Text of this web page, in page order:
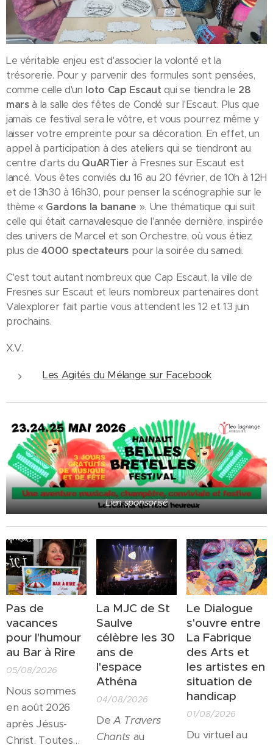
Le véritable enjeu est d'associer la volonté et la
trésorerie. Pour y parvenir des formules sont pensées,
comme celle d'un loto Cap Escaut qui se tiendra le 28
marsà la salle des fêtes de Condé sur l'Escaut. Plus que
jamais ce festival sera le vôtre, et vous pourrez même y
laisser votre empreinte pour sa décoration. En effet, un
appel à participation à des ateliers qui se tiendront au
centre d'arts du QuARTier à Fresnes sur Escaut est
lancé. Vous êtes conviés du 16 au 20 février, de 10h à 12H
et de 13h30 à 16h30, pour penser la scénographie sur le
thème « Gardons la banane ». Une thématique qui suit
celle qui était carnavalesque de l'année dernière, inspirée
des univers de Marcel et son Orchestre, où vous étiez
plus de4000 spectateurs pour la soirée du samedi.
C'est tout autant nombreux que Cap Escaut, la ville de
Fresnes sur Escaut et leurs nombreux partenaires dont
Valexplorer fait partie vous attendent les 12 et 13 juin
prochains.
X.V.
Les Agités du Mélange sur Facebook
Lien sponsorisé
Pas de
vacances
pour l'humour
au Bar à Rire
05/08/2026
Nous sommes
en août 2026
après Jésus-
Christ. Toutes
La MJC de St
Saulve
célèbre les 30
ans de
l'espace
Athéna
04/08/2026
De A Travers
Chants au
Le Dialogue
s'ouvre entre
La Fabrique
des Arts et
les artistes en
situation de
handicap
01/08/2026
Du virtuel au